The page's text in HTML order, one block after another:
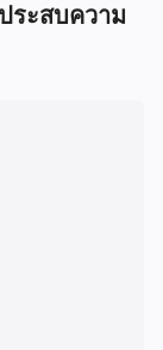
ะสบความ